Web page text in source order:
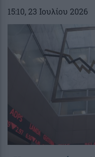
15:10, 23 Ιουλίου 2026